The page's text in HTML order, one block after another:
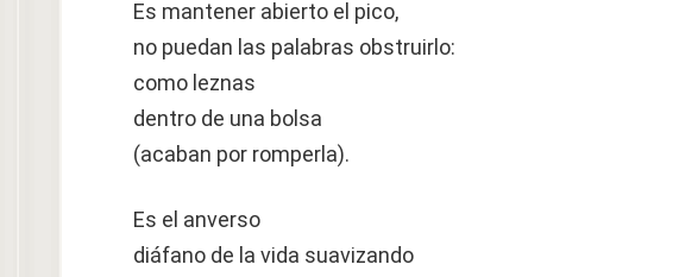
Es mantener abierto el pico,
no puedan las palabras obstruirlo:
como leznas
dentro de una bolsa
(acaban por romperla).
Es el anverso
diáfano de la vida suavizando